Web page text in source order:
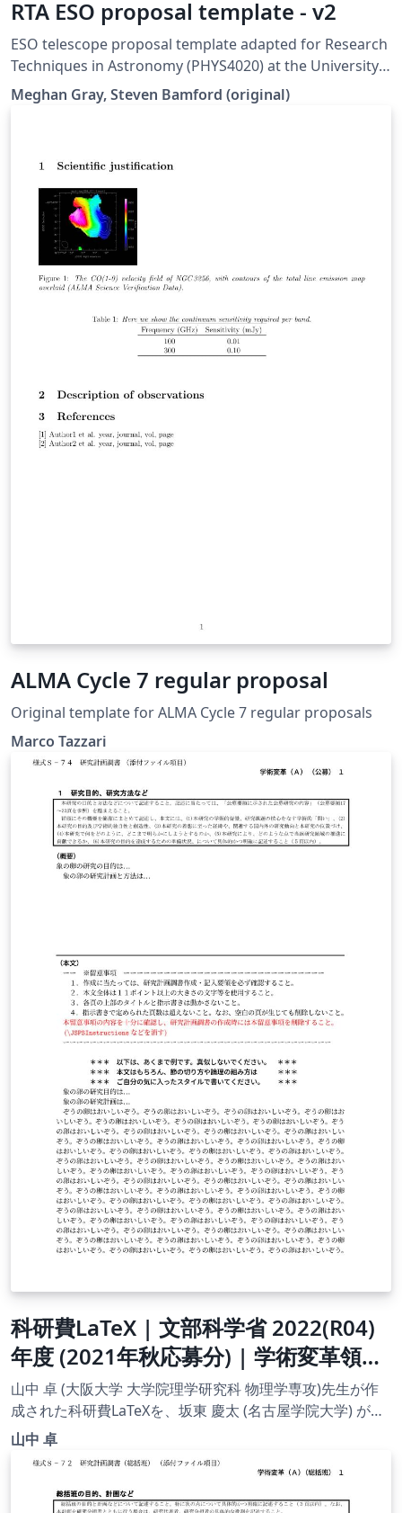
RTA ESO proposal template - v2
ESO telescope proposal template adapted for Research
Techniques in Astronomy (PHYS4020) at the University
of Nottingham. Updated for 2023/24
Meghan Gray, Steven Bamford (original)
ALMA Cycle 7 regular proposal
Original template for ALMA Cycle 7 regular proposals
Marco Tazzari
科研費LaTeX | 文部科学省 2022(R04)
年度 (2021年秋応募分) | 学術変革領域
研究(A) (公募研究) | 2021.11.24
山中 卓 (大阪大学 大学院理学研究科 物理学専攻)先生が作
成された科研費LaTeXを、坂東 慶太 (名古屋学院大学) が了
承を得てテンプレート登録しています。 詳細はこちら↓を
山中 卓